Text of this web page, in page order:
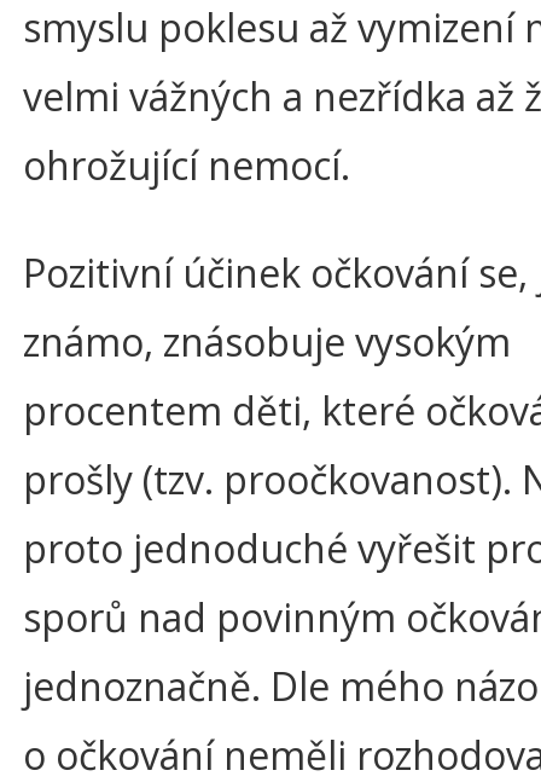
smyslu poklesu až vymizení
velmi vážných a nezřídka až
ohrožující nemocí.
Pozitivní účinek očkování se,
známo, znásobuje vysokým
procentem děti, které
prošly (tzv. proočkovanost).
proto jednoduché vyřešit
sporů nad povinným
jednoznačně. Dle mého
o očkování neměli